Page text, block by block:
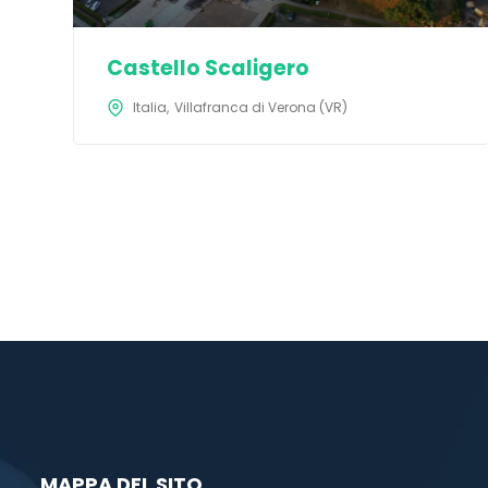
Castello Scaligero
Italia Villafranca di Verona (VR)